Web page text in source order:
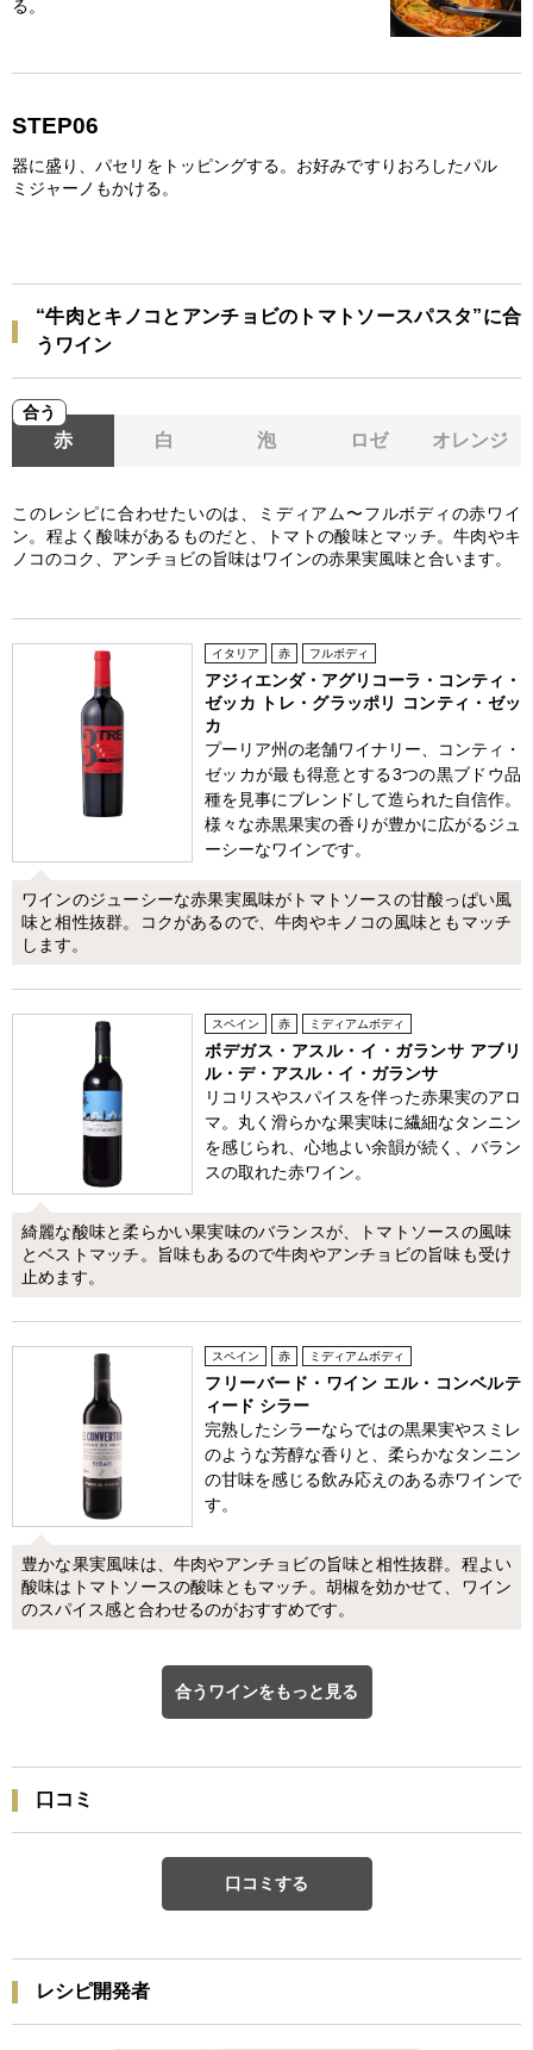
る。
STEP06
器に盛り、パセリをトッピングする。お好みですりおろしたパル
ミジャーノもかける。
“牛肉とキノコとアンチョビのトマトソースパスタ”に合
うワイン
合う
赤 白 泡 ロゼ オレンジ
このレシピに合わせたいのは、ミディアム〜フルボディの赤ワイ
ン。程よく酸味があるものだと、トマトの酸味とマッチ。牛肉やキ
ノコのコク、アンチョビの旨味はワインの赤果実風味と合います。
イタリア 赤 フルボディ
アジィエンダ・アグリコーラ・コンティ・
ゼッカ トレ・グラッポリ コンティ・ゼッ
カ
プーリア州の老舗ワイナリー、コンティ・
ゼッカが最も得意とする3つの黒ブドウ品
種を見事にブレンドして造られた自信作。
様々な赤黒果実の香りが豊かに広がるジュ
ーシーなワインです。
ワインのジューシーな赤果実風味がトマトソースの甘酸っぱい風
味と相性抜群。コクがあるので、牛肉やキノコの風味ともマッチ
します。
スペイン 赤 ミディアムボディ
ボデガス・アスル・イ・ガランサ アブリ
ル・デ・アスル・イ・ガランサ
リコリスやスパイスを伴った赤果実のアロ
マ。丸く滑らかな果実味に繊細なタンニン
を感じられ、心地よい余韻が続く、バラン
スの取れた赤ワイン。
綺麗な酸味と柔らかい果実味のバランスが、トマトソースの風味
とベストマッチ。旨味もあるので牛肉やアンチョビの旨味も受け
止めます。
スペイン 赤 ミディアムボディ
フリーバード・ワイン エル・コンベルテ
ィード シラー
完熟したシラーならではの黒果実やスミレ
のような芳醇な香りと、柔らかなタンニン
の甘味を感じる飲み応えのある赤ワインで
す。
豊かな果実風味は、牛肉やアンチョビの旨味と相性抜群。程よい
酸味はトマトソースの酸味ともマッチ。胡椒を効かせて、ワイン
のスパイス感と合わせるのがおすすめです。
合うワインをもっと見る
口コミ
口コミする
レシピ開発者